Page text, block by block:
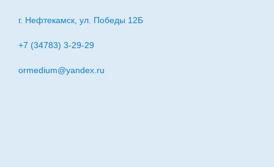
г. Нефтекамск, ул. Победы 12Б
+7 (34783) 3-29-29
ormedium@yandex.ru